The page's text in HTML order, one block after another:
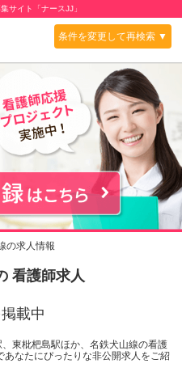
サイト「ナースJJ」
条件を変更して再検索 ▼
の求人情報
看護師求人
載中
東枇杷島駅ほか、名鉄犬山線の看護
なたにぴったりな非公開求人をご紹